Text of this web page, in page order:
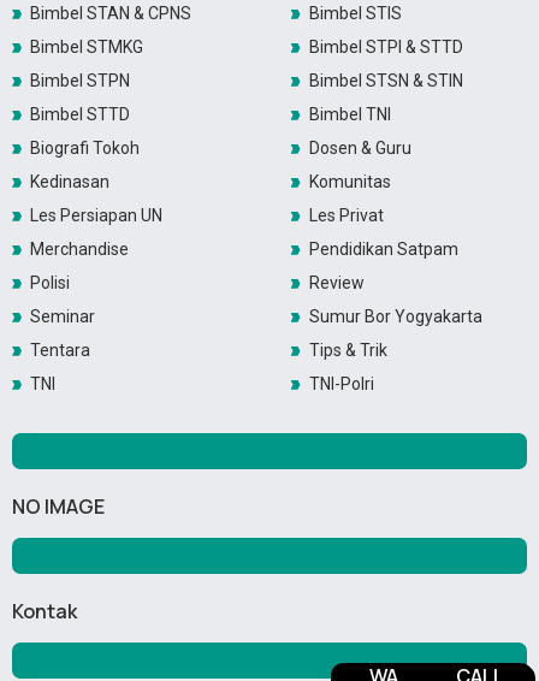
Bimbel STAN & CPNS
Bimbel STIS
Bimbel STMKG
Bimbel STPI & STTD
Bimbel STPN
Bimbel STSN & STIN
Bimbel STTD
Bimbel TNI
Biografi Tokoh
Dosen & Guru
Kedinasan
Komunitas
Les Persiapan UN
Les Privat
Merchandise
Pendidikan Satpam
Polisi
Review
Seminar
Sumur Bor Yogyakarta
Tentara
Tips & Trik
TNI
TNI-Polri
NO IMAGE
Kontak